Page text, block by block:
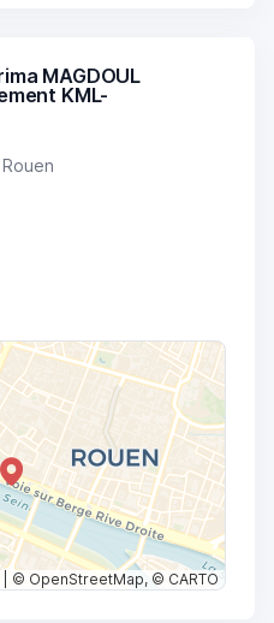
MAGDOUL
KML-
© OpenStreetMap, © CARTO